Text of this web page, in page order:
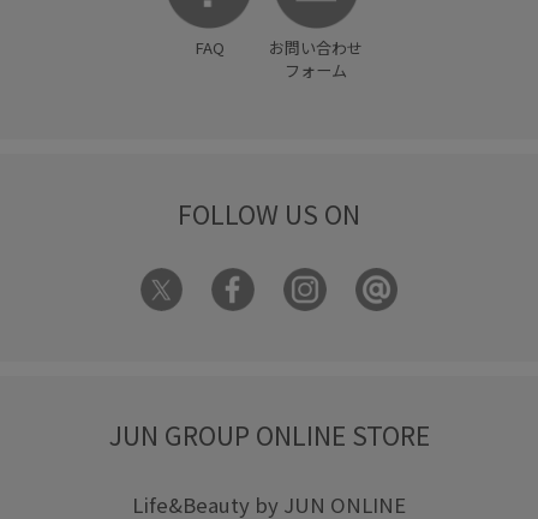
FAQ
お問い合わせ
フォーム
FOLLOW US ON
JUN GROUP ONLINE STORE
Life&Beauty by JUN ONLINE